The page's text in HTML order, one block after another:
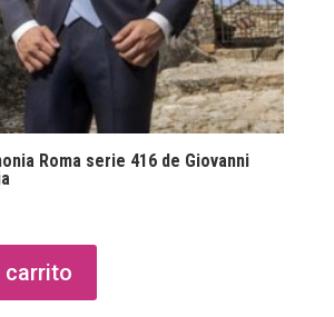
Roma serie 416 de Giovanni
carrito